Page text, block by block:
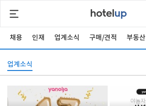
채용 인재 업계소식 구매/견적 부동산
업계소식